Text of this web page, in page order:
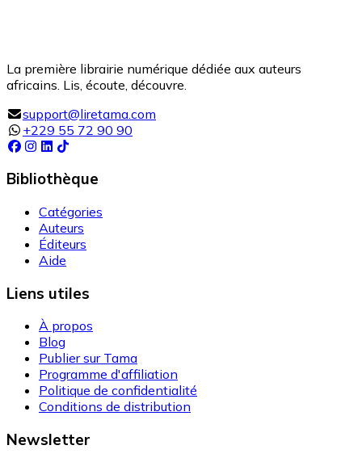
La première librairie numérique dédiée aux auteurs
africains. Lis, écoute, découvre.
support@liretama.com
+229 55 72 90 90
Bibliothèque
Catégories
Auteurs
Éditeurs
Aide
Liens utiles
À propos
Blog
Publier sur Tama
Programme d'affiliation
Politique de confidentialité
Conditions de distribution
Newsletter